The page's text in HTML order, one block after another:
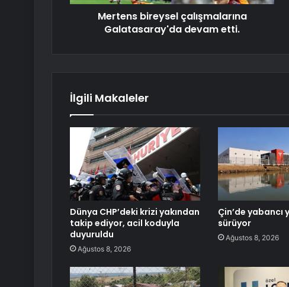
Mertens bireysel çalışmalarına
Galatasaray'da devam etti.
İlgili Makaleler
Dünya CHP’deki krizi yakından
takip ediyor, acil koduyla
duyuruldu
Ağustos 8, 2026
Çin’de yabancı
sürüyor
Ağustos 8, 2026